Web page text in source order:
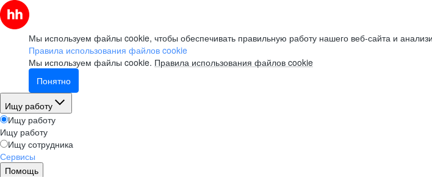
Мы используем файлы cookie, чтобы обеспечивать правильную работу нашего веб-сайта и
Правила использования файлов cookie
Мы используем файлы cookie. Правила использования файлов cookie
Понятно
Ищу работу
Ищу работу
Ищу работу
Ищу сотрудника
Сервисы
Помощь